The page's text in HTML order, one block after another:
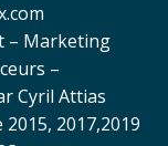
– Marketing
–
Cyril Attias
2015, 2017,2019